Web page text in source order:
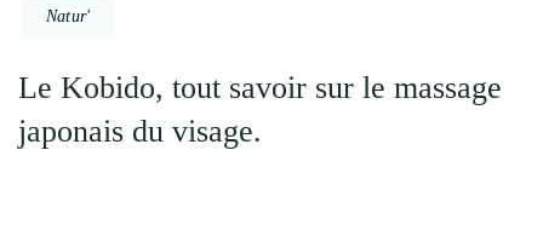
Natur'
Le Kobido, tout savoir sur le massage
japonais du visage.